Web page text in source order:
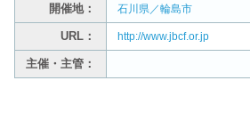
開催地： 石川県／輪島市
URL： http://www.jbcf.or.jp
主催・主管：